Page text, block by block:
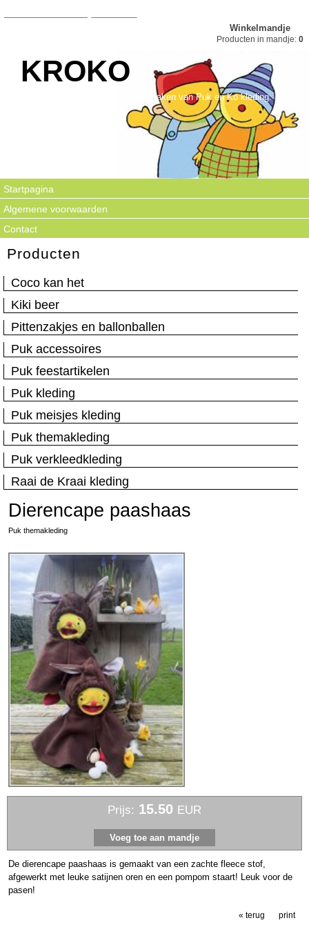
Winkelmandje
Producten in mandje: 0
KROKO
Kroko is gespecialiseerd in het maken van Puk en Ko kleding.
Startpagina
Algemene voorwaarden
Contact
Producten
Coco kan het
Kiki beer
Pittenzakjes en ballonballen
Puk accessoires
Puk feestartikelen
Puk kleding
Puk meisjes kleding
Puk themakleding
Puk verkleedkleding
Raai de Kraai kleding
Dierencape paashaas
Puk themakleding
Prijs: 15.50 EUR
De dierencape paashaas is gemaakt van een zachte fleece stof,
afgewerkt met leuke satijnen oren en een pompom staart! Leuk voor de
pasen!
print
« terug